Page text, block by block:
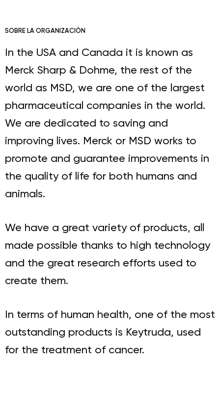
SOBRE LA ORGANIZACIÓN
In the USA and Canada it is known as
Merck Sharp & Dohme, the rest of the
world as MSD, we are one of the largest
pharmaceutical companies in the world.
We are dedicated to saving and
improving lives. Merck or MSD works to
promote and guarantee improvements in
the quality of life for both humans and
animals.
We have a great variety of products, all
made possible thanks to high technology
and the great research efforts used to
create them.
In terms of human health, one of the most
outstanding products is Keytruda, used
for the treatment of cancer.